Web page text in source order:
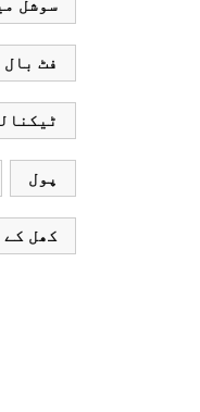
سوشل
فٹ بال
پول
کھل کے